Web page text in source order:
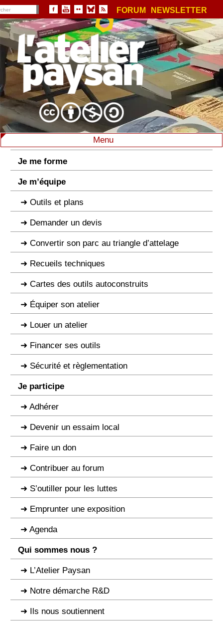
FORUM NEWSLETTER
Menu
Je me forme
Je m’équipe
Outils et plans
Demander un devis
Convertir son parc au triangle d’attelage
Recueils techniques
Cartes des outils autoconstruits
Équiper son atelier
Louer un atelier
Financer ses outils
Sécurité et règlementation
Je participe
Adhérer
Devenir un essaim local
Faire un don
Contribuer au forum
S’outiller pour les luttes
Emprunter une exposition
Agenda
Qui sommes nous ?
L’Atelier Paysan
Notre démarche R&D
Ils nous soutiennent